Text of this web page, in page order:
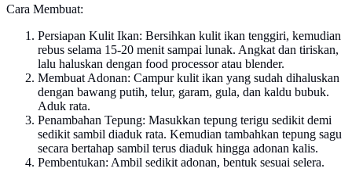
Cara Membuat:
Persiapan Kulit Ikan: Bersihkan kulit ikan tenggiri, kemudian
rebus selama 15-20 menit sampai lunak. Angkat dan tiriskan,
lalu haluskan dengan food processor atau blender.
Membuat Adonan: Campur kulit ikan yang sudah dihaluskan
dengan bawang putih, telur, garam, gula, dan kaldu bubuk.
Aduk rata.
Penambahan Tepung: Masukkan tepung terigu sedikit demi
sedikit sambil diaduk rata. Kemudian tambahkan tepung sagu
secara bertahap sambil terus diaduk hingga adonan kalis.
Pembentukan: Ambil sedikit adonan, bentuk sesuai selera.